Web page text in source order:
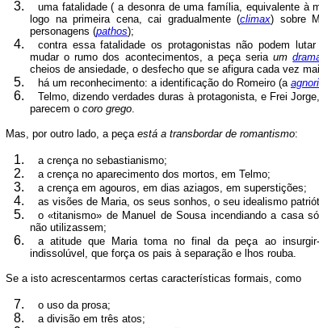
uma fatalidade ( a desonra de uma família, equivalente à
logo na primeira cena, cai gradualmente (climax) sobre
personagens (pathos);
contra essa fatalidade os protagonistas não podem
mudar o rumo dos acontecimentos, a peça seriaum
cheios de ansiedade, o desfecho que se afigura cada vez
há um reconhecimento: a identificação do Romeiro (a
Telmo, dizendo verdades duras à protagonista, e Frei
parecem o coro grego.
Mas, por outro lado, a peça está a transbordar de romantismo:
a crença no sebastianismo;
a crença no aparecimento dos mortos, em Telmo;
a crença em agouros, em dias aziagos, em superstições;
as visões de Maria, os seus sonhos, o seu idealismo
o «titanismo» de Manuel de Sousa incendiando a casa
não utilizassem;
a atitude que Maria toma no final da peça ao
indissolúvel, que força os pais à separação e lhos rouba.
Se a isto acrescentarmos certas características formais, como
o uso da prosa;
a divisão em três atos;